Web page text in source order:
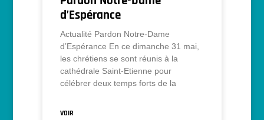
d’Espérance
Actualité Pardon Notre-Dame
d’Espérance En ce dimanche 31 mai,
les chrétiens se sont réunis à la
cathédrale Saint-Etienne pour
célébrer deux temps forts de la
VOIR